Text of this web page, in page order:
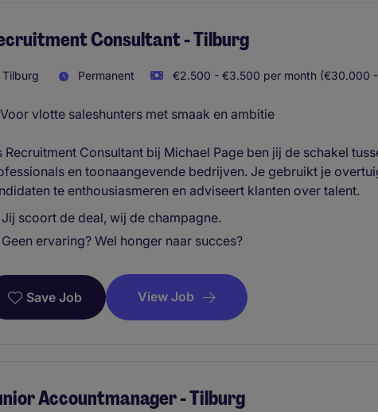
Consultant - Tilburg
Tilburg Permanent €2.500 - €3.500 per month (€30.000
Voor vlotte saleshunters met smaak en ambitie
Recruitment Consultant bij Michael Page ben jij de schakel
en toonaangevende bedrijven. Je gebruikt je
te enthousiasmeren en adviseert klanten over talent.
Jij scoort de deal, wij de champagne.
Geen ervaring? Wel honger naar succes?
Save Job View Job
Accountmanager - Tilburg